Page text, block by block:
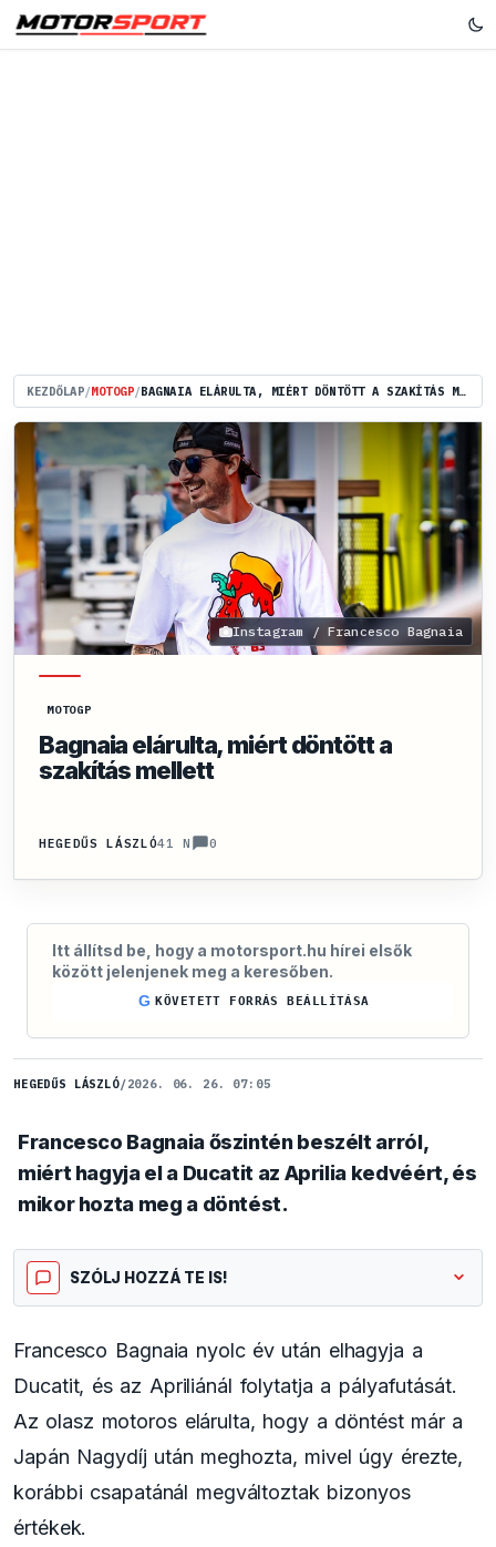
KEZDŐLAP/MOTOGP/ BAGNAIA ELÁRULTA, MIÉRT DÖNTÖTT A SZAKÍTÁS MELLETT
Instagram / Francesco Bagnaia
MOTOGP
Bagnaia elárulta, miért döntött a
szakítás mellett
HEGEDŰS LÁSZLÓ41 N 0
Itt állítsd be, hogy a motorsport.hu hírei elsők
között jelenjenek meg a keresőben.
G KÖVETETT FORRÁS BEÁLLÍTÁSA
HEGEDŰS LÁSZLÓ/2026. 06. 26. 07:05
Francesco Bagnaia őszintén beszélt arról,
miért hagyja el a Ducatit az Aprilia kedvéért, és
mikor hozta meg a döntést.
SZÓLJ HOZZÁ TE IS!
Francesco Bagnaia nyolc év után elhagyja a
Ducatit, és az Apriliánál folytatja a pályafutását.
Az olasz motoros elárulta, hogy a döntést már a
Japán Nagydíj után meghozta, mivel úgy érezte,
korábbi csapatánál megváltoztak bizonyos
értékek.